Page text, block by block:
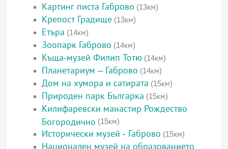
Картинг писта Габрово (13км)
Крепост Градище (13км)
Етъра (14км)
Зоопарк Габрово (14км)
Къща-музей Филип Тотю (14км)
Планетариум – Габрово (14км)
Дом на хумора и сатирата (15км)
Природен парк Българка (15км)
Килифаревски манастир Рождество
Богородично (15км)
Исторически музей - Габрово (15км)
Национален музей на образованието